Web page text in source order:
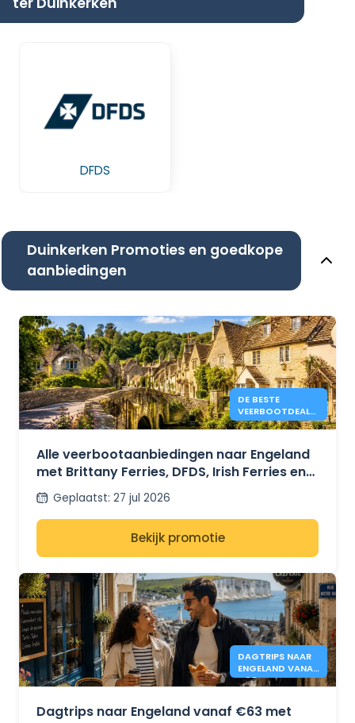
DFDS
Duinkerken Promoties en goedkope
aanbiedingen
DE BESTE
VEERBOOTDEALS
NAAR ENGELAND
€41.
Alle veerbootaanbiedingen naar Engeland
met Brittany Ferries, DFDS, Irish Ferries en
P&O Ferries – vanaf €41.
Geplaatst: 27 jul 2026
Bekijk promotie
DAGTRIPS NAAR
ENGELAND VANAF
€63 - DFDS
Dagtrips naar Engeland vanaf €63 met